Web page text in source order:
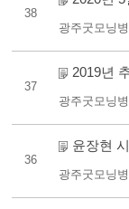
38
광주굿모닝
37
2019년
광주굿모닝
36
윤장현 시
광주굿모닝